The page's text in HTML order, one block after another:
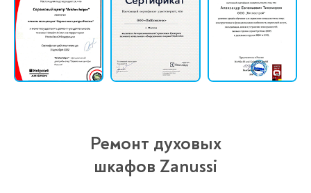
Ремонт духовых
шкафов Zanussi